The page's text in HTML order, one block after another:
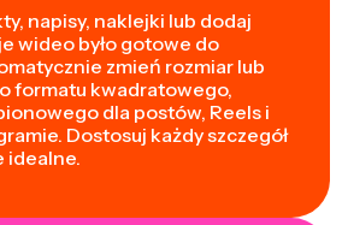
napisy, naklejki lub dodaj
wideo było gotowe do
zmień rozmiar lub
formatu kwadratowego,
dla postów, Reels i
Dostosuj każdy szczegół
idealne.